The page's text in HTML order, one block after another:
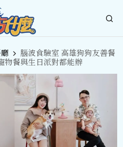
腦波食驗室 高雄狗狗友善餐
物餐與生日派對都能辦